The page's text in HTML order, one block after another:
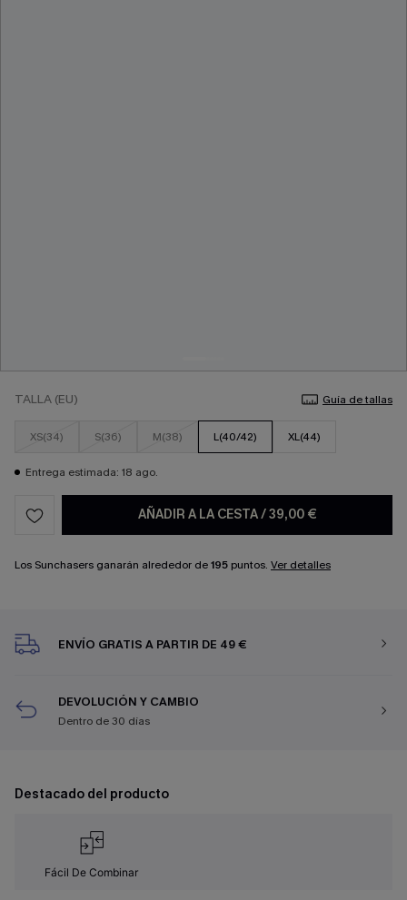
TALLA (EU) Guía de tallas
XS(34) S(36) M(38) L(40/42) XL(44)
Entrega estimada: 18 ago.
AÑADIR A LA CESTA/39,00 €
Los Sunchasers ganarán alrededor de195 puntos. Ver detalles
ENVÍO GRATIS A PARTIR DE 49 €
DEVOLUCIÓN Y CAMBIO
Dentro de 30 días
Destacado del producto
Fácil De Combinar